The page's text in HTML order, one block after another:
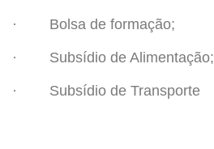
· Bolsa de formação;
· Subsídio de Alimentação;
· Subsídio de Transporte